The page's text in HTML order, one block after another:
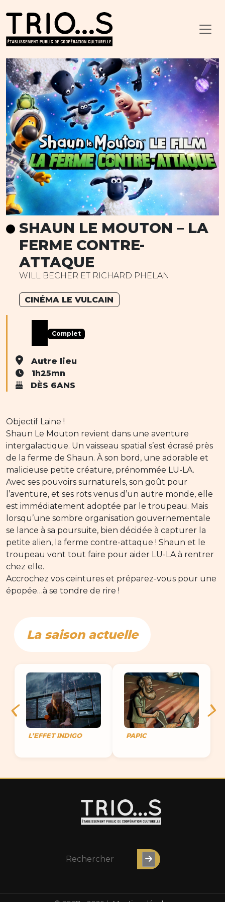
SHAUN LE MOUTON – LA
FERME CONTRE-
ATTAQUE
WILL BECHER ET RICHARD PHELAN
CINÉMA LE VULCAIN
Complet
Autre lieu
1h25mn
DÈS 6ANS
Objectif Laine !
Shaun Le Mouton revient dans une aventure
intergalactique. Un vaisseau spatial s’est écrasé près
de la ferme de Shaun. À son bord, une adorable et
malicieuse petite créature, prénommée LU-LA.
Avec ses pouvoirs surnaturels, son goût pour
l’aventure, et ses rots venus d’un autre monde, elle
est immédiatement adoptée par le troupeau. Mais
lorsqu’une sombre organisation gouvernementale
se lance à sa poursuite, bien décidée à capturer la
petite alien, la ferme contre-attaque ! Shaun et le
troupeau vont tout faire pour aider LU-LA à rentrer
chez elle.
Accrochez vos ceintures et préparez-vous pour une
épopée…à se tondre de rire !
La saison actuelle
L’EFFET INDIGO PAPIC